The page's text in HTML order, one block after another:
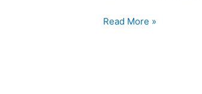
Read More »